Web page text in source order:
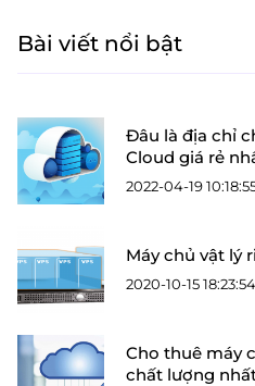
Bài viết nổi bật
Đâu là địa chỉ
Cloud giá rẻ
2022-04-19
Máy chủ vật lý
2020-10-15 18:23:54
Cho thuê máy
chất lượng